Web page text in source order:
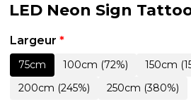
LED Neon Sign
Largeur *
75cm 100cm (72%)
150cm
200cm (245%)
250cm (380%)